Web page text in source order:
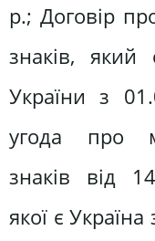
р.; Договір
знаків,
України з
угода про
знаків від
якої є